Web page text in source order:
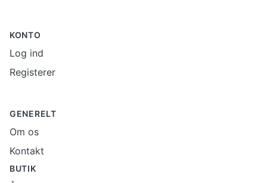
KONTO
Log ind
Registerer
GENERELT
Om os
Kontakt
BUTIK